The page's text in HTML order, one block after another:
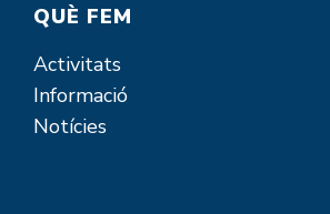
QUÈ FEM
Activitats
Informació
Notícies